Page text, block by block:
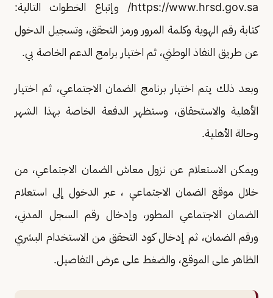
https://www.hrsd.gov.sa/ وإتباع الخطوات التالية:
كتابة رقم الهوية وكلمة المرور ورمز التحقق، وتسجيل الدخول
عن طريق النفاذ الوطني، ثم اختيار برامج الدعم الخاصة بي.
وبعد ذلك يتم اختيار برنامج الضمان الاجتماعي، ثم اختيار
الأهلية والاستحقاق، وستظهر الدفعة الخاصة بهذا الشهر
وحالة الأهلية.
ويمكن الاستعلام عن نزول معاش الضمان الاجتماعي، من
خلال موقع الضمان الاجتماعي ، عبر الدخول إلى استعلام
الضمان الاجتماعي المطور، وإدخال رقم السجل المدني،
ورقم الضمان، ثم إدخال كود التحقق من الاستخدام البشري
الظاهر على الموقع، والضغط على عرض التفاصيل.